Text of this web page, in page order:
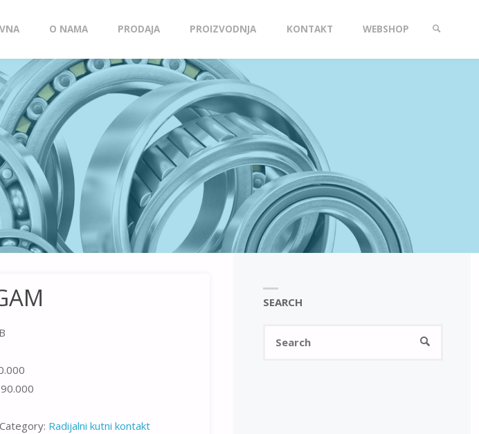
O NAMA PRODAJA PROIZVODNJA KONTAKT WEBSHOP
Category: Radijalni kutni kontakt
SEARCH
SEARCH